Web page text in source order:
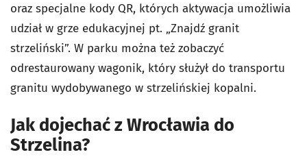
oraz specjalne kody QR, których aktywacja umożliwia
udział w grze edukacyjnej pt. „Znajdź granit
strzeliński”. W parku można też zobaczyć
odrestaurowany wagonik, który służył do transportu
granitu wydobywanego w strzelińskiej kopalni.
Jak dojechać z Wrocławia do
Strzelina?